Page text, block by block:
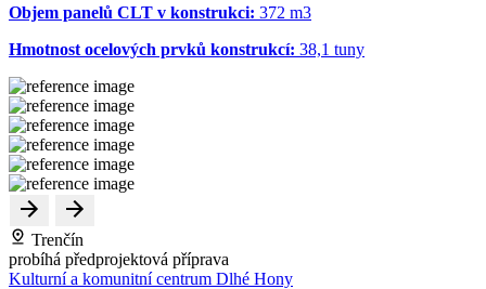
Objem panelů CLT v konstrukci: 372 m3
Hmotnost ocelových prvků konstrukcí: 38,1 tuny
Trenčín
probíhá předprojektová příprava
Kulturní a komunitní centrum Dlhé Hony